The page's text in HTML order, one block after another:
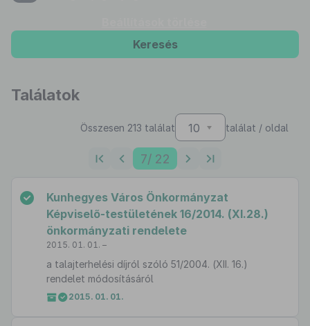
Keresés
Találatok
Összesen 213 találat 10 találat / oldal
7/ 22
Kunhegyes Város Önkormányzat
Képviselő-testületének 16/2014. (XI.28.)
önkormányzati rendelete
2015. 01. 01. –
a talajterhelési díjról szóló 51/2004. (XII. 16.)
rendelet módosításáról
2015. 01. 01.